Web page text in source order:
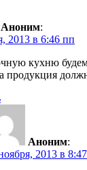
Аноним:
2013 в 6:46 пп
кухню будем
продукция
Аноним:
2013 в